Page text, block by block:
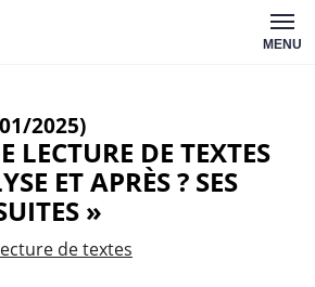
MENU
2025)
LECTURE DE TEXTES
ET APRÈS ? SES
»
de textes